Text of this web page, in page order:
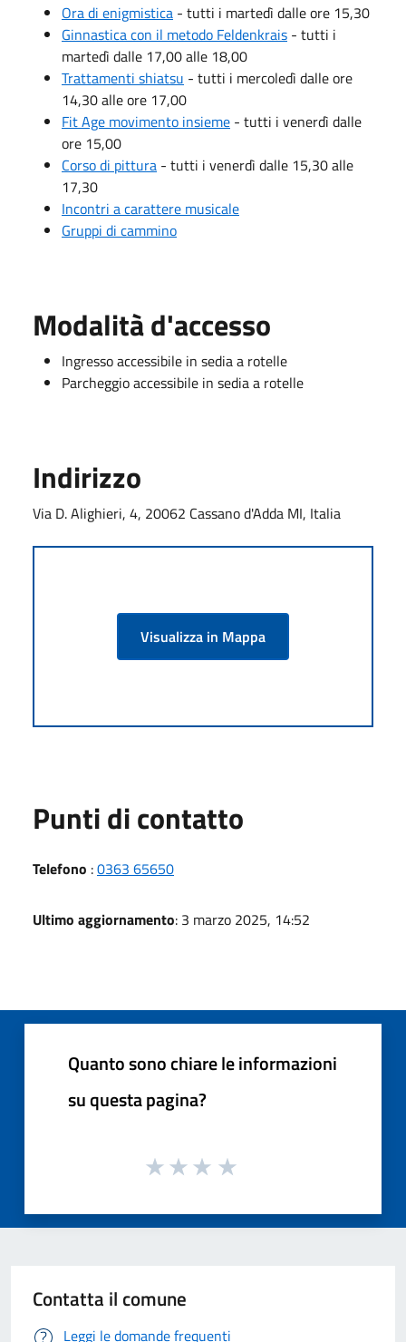
Ora di enigmistica - tutti i martedì dalle ore 15,30
Ginnastica con il metodo Feldenkrais - tutti i
martedì dalle 17,00 alle 18,00
Trattamenti shiatsu - tutti i mercoledì dalle ore
14,30 alle ore 17,00
Fit Age movimento insieme - tutti i venerdì dalle
ore 15,00
Corso di pittura - tutti i venerdì dalle 15,30 alle
17,30
Incontri a carattere musicale
Gruppi di cammino
Modalità d'accesso
Ingresso accessibile in sedia a rotelle
Parcheggio accessibile in sedia a rotelle
Indirizzo
Via D. Alighieri, 4, 20062 Cassano d'Adda MI, Italia
Visualizza in Mappa
Punti di contatto
Telefono :0363 65650
Ultimo aggiornamento: 3 marzo 2025, 14:52
Quanto sono chiare le informazioni
su questa pagina?
Contatta il comune
Leggi le domande frequenti